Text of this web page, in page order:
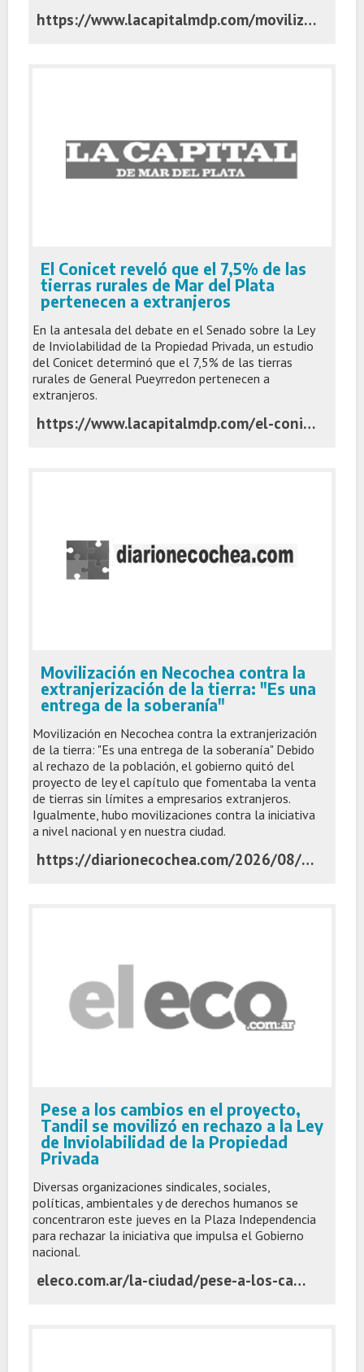
https://www.lacapitalmdp.com/movilizacion-en-mar-del-plata-en-rechazo-de-ley-de-inviolabilidad-de-la-propiedad-privada/
El Conicet reveló que el 7,5% de las
tierras rurales de Mar del Plata
pertenecen a extranjeros
En la antesala del debate en el Senado sobre la Ley
de Inviolabilidad de la Propiedad Privada, un estudio
del Conicet determinó que el 7,5% de las tierras
rurales de General Pueyrredon pertenecen a
extranjeros.
https://www.lacapitalmdp.com/el-conicet-revelo-que-el-75-de-las-tierras-rurales-de-mar-del-plata-pertenecen-a-extranjeros/
Movilización en Necochea contra la
extranjerización de la tierra: "Es una
entrega de la soberanía"
Movilización en Necochea contra la extranjerización
de la tierra: "Es una entrega de la soberanía" Debido
al rechazo de la población, el gobierno quitó del
proyecto de ley el capítulo que fomentaba la venta
de tierras sin límites a empresarios extranjeros.
Igualmente, hubo movilizaciones contra la iniciativa
a nivel nacional y en nuestra ciudad.
https://diarionecochea.com/2026/08/07/movilizacion-en-necochea-contra-la-extranjerizacion-de-la-tierra-es-una-entrega-de-la-soberania/
Pese a los cambios en el proyecto,
Tandil se movilizó en rechazo a la Ley
de Inviolabilidad de la Propiedad
Privada
Diversas organizaciones sindicales, sociales,
políticas, ambientales y de derechos humanos se
concentraron este jueves en la Plaza Independencia
para rechazar la iniciativa que impulsa el Gobierno
nacional.
eleco.com.ar/la-ciudad/pese-a-los-cambios-en-el-proyecto-tandil-se-movilizo-en-rechazo-a-la-ley-de-inviolabilidad-de-la-propiedad-privada